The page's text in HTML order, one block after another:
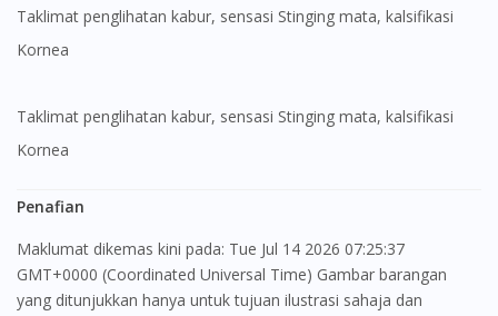
You seem to be shopping from Singapore
Taklimat penglihatan kabur, sensasi Stinging mata, kalsifikasi
Kornea
Taklimat penglihatan kabur, sensasi Stinging mata, kalsifikasi
Kornea
Penafian
Maklumat dikemas kini pada: Tue Jul 14 2026 07:25:37
GMT+0000 (Coordinated Universal Time) Gambar barangan
yang ditunjukkan hanya untuk tujuan ilustrasi sahaja dan